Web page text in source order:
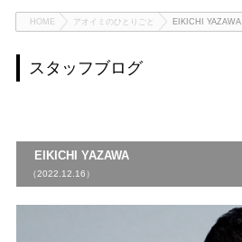
HOME アオイミのひとりごと EIKICHI YAZAWA
スタッフブログ
EIKICHI YAZAWA
（2022.12.16）